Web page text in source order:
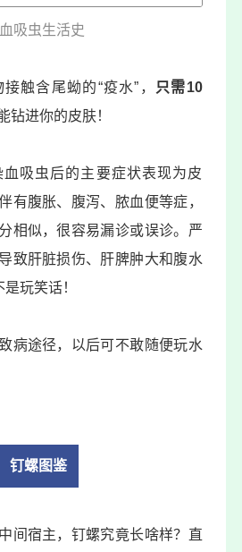
血吸虫生活史
触含尾蚴的“疫水”，
只需10
钻进你的皮肤！
血吸虫后的主要症状表现为皮
有腹胀、腹泻、脓血便等症，
相似，很容易漏诊或误诊。严
致肝脏损伤、肝脾肿大和腹水
玩笑话！
病途径，以后可不敢随便玩水
钉螺图鉴
间宿主，钉螺究竟长啥样？直